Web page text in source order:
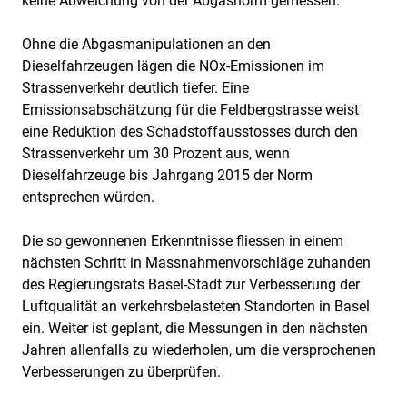
Ohne die Abgasmanipulationen an den
Dieselfahrzeugen lägen die NOx-Emissionen im
Strassenverkehr deutlich tiefer. Eine
Emissionsabschätzung für die Feldbergstrasse weist
eine Reduktion des Schadstoffausstosses durch den
Strassenverkehr um 30 Prozent aus, wenn
Dieselfahrzeuge bis Jahrgang 2015 der Norm
entsprechen würden.
Die so gewonnenen Erkenntnisse fliessen in einem
nächsten Schritt in Massnahmenvorschläge zuhanden
des Regierungsrats Basel-Stadt zur Verbesserung der
Luftqualität an verkehrsbelasteten Standorten in Basel
ein. Weiter ist geplant, die Messungen in den nächsten
Jahren allenfalls zu wiederholen, um die versprochenen
Verbesserungen zu überprüfen.